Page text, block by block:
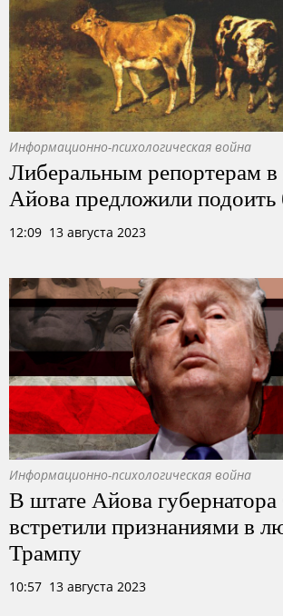
Информационно-психологическая война
Либеральным репортерам в
Айова предложили
12:09 13 августа 2023
Информационно-психологическая война
В штате Айова
встретили признаниями в
Трампу
10:57 13 августа 2023